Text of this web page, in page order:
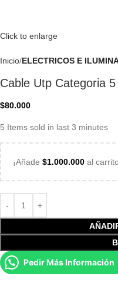
Click to enlarge
Inicio ELECTRICOS E
Cable Utp Categoria
$80.000
5 Items sold in last 3 minutes
¡Añade $1.000.000 al
Pedir Más Información